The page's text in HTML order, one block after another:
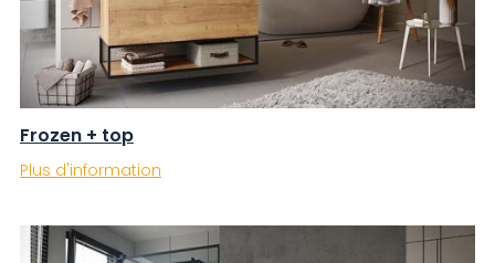
Frozen + top
Plus d'information